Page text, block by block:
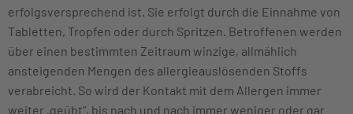
erfolgsversprechend ist. Sie erfolgt durch die Einnahme von
Tabletten, Tropfen oder durch Spritzen. Betroffenen werden
über einen bestimmten Zeitraum winzige, allmählich
ansteigenden Mengen des allergieauslösenden Stoffs
verabreicht. So wird der Kontakt mit dem Allergen immer
weiter „geübt“, bis nach und nach immer weniger oder gar